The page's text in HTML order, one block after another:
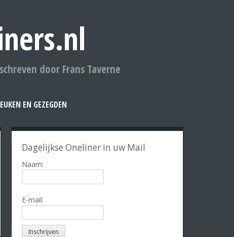
door Frans Taverne
EN GEZEGDEN
Dagelijkse Oneliner in uw Mail
Naam:
E-mail: